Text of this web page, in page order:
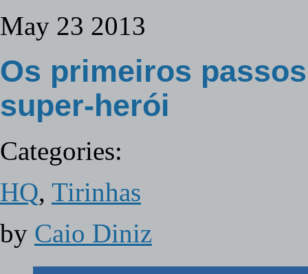
May 23 2013
Os primeiros
super-herói
Categories:
HQ, Tirinhas
by Caio Diniz